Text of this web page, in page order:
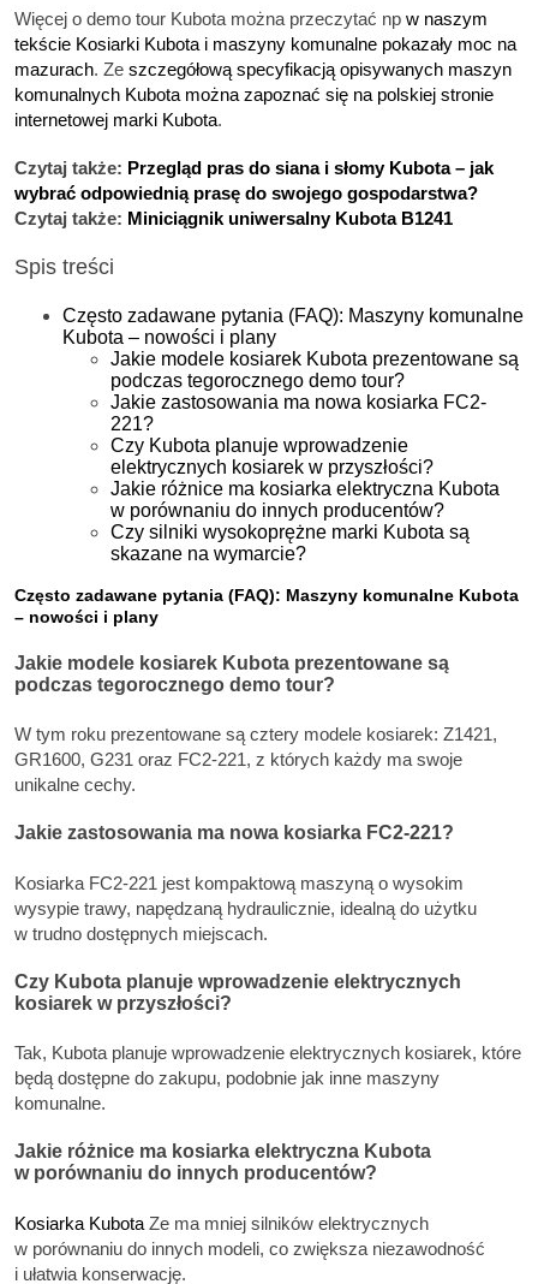
Więcej o demo tour Kubota można przeczytać np w naszym
tekście Kosiarki Kubota i maszyny komunalne pokazały moc na
mazurach. Ze szczegółową specyfikacją opisywanych maszyn
komunalnych Kubota można zapoznać się na polskiej stronie
internetowej marki Kubota.
Czytaj także: Przegląd pras do siana i słomy Kubota – jak
wybrać odpowiednią prasę do swojego gospodarstwa?
Czytaj także: Miniciągnik uniwersalny Kubota B1241
Spis treści
Często zadawane pytania (FAQ): Maszyny komunalne
Kubota – nowości i plany
Jakie modele kosiarek Kubota prezentowane są
podczas tegorocznego demo tour?
Jakie zastosowania ma nowa kosiarka FC2-
221?
Czy Kubota planuje wprowadzenie
elektrycznych kosiarek w przyszłości?
Jakie różnice ma kosiarka elektryczna Kubota
w porównaniu do innych producentów?
Czy silniki wysokoprężne marki Kubota są
skazane na wymarcie?
Często zadawane pytania (FAQ): Maszyny komunalne Kubota
– nowości i plany
Jakie modele kosiarek Kubota prezentowane są
podczas tegorocznego demo tour?
W tym roku prezentowane są cztery modele kosiarek: Z1421,
GR1600, G231 oraz FC2-221, z których każdy ma swoje
unikalne cechy.
Jakie zastosowania ma nowa kosiarka FC2-221?
Kosiarka FC2-221 jest kompaktową maszyną o wysokim
wysypie trawy, napędzaną hydraulicznie, idealną do użytku
w trudno dostępnych miejscach.
Czy Kubota planuje wprowadzenie elektrycznych
kosiarek w przyszłości?
Tak, Kubota planuje wprowadzenie elektrycznych kosiarek, które
będą dostępne do zakupu, podobnie jak inne maszyny
komunalne.
Jakie różnice ma kosiarka elektryczna Kubota
w porównaniu do innych producentów?
Kosiarka Kubota Ze ma mniej silników elektrycznych
w porównaniu do innych modeli, co zwiększa niezawodność
i ułatwia konserwację.